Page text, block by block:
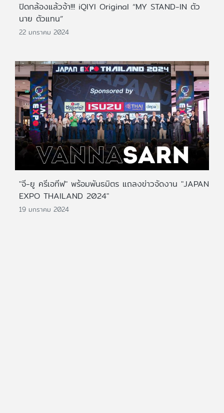
ปิดกล้องแล้วจ้า!!! iQIYI Original “MY STAND-IN ตัว
นาย ตัวแทน”
22 มกราคม 2024
"จี-ยู ครีเอทีฟ" พร้อมพันธมิตร แถลงข่าวจัดงาน "JAPAN
EXPO THAILAND 2024"
19 มกราคม 2024